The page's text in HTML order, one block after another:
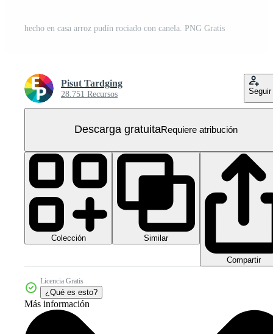
hecho en casa arroz pudín rociado con canela. PNG Gratis
Pisut Tardging
28.751 Recursos Seguir
Descarga gratuitaRequiere atribución
Colección Similar
Compartir
Licencia Gratis
¿Qué es esto?
Más información